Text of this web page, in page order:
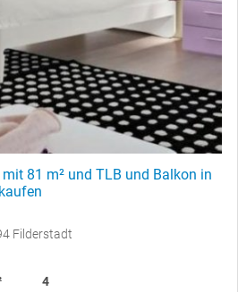
81 m² und TLB und Balkon in
Filderstadt
4